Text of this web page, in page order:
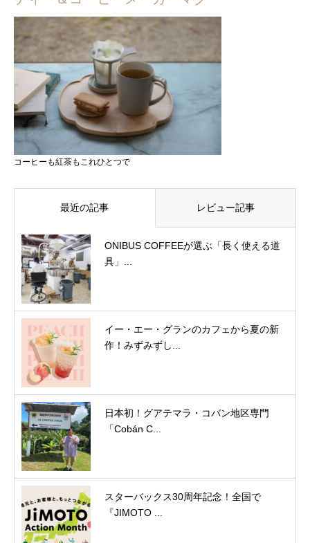
コーヒーも紅茶もこれひとつで
最近の記事 レビュー記事
ONIBUS COFFEEが選ぶ「長く使える道
具」...
イー・エー・グランのカフェから夏の新
作！みずみずし...
日本初！グアテマラ・コバン地区専門
「Cobán C...
スターバックス30周年記念！全国で
『JIMOTO ...